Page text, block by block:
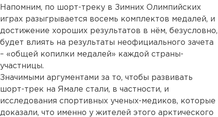
Напомним, по шорт-треку в Зимних Олимпийских
играх разыгрывается восемь комплектов медалей, и
достижение хороших результатов в нём, безусловно,
будет влиять на результаты неофициального зачета
– «общей копилки медалей» каждой страны-
участницы.
Значимыми аргументами за то, чтобы развивать
шорт-трек на Ямале стали, в частности, и
исследования спортивных ученых-медиков, которые
доказали, что именно у жителей этого арктического